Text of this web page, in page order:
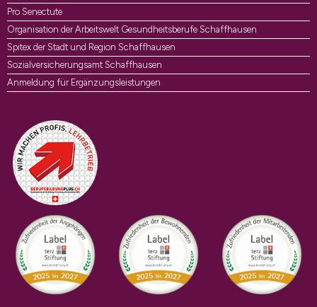
Pro Senectute
Organisation der Arbeitswelt Gesundheitsberufe Schaffhausen
Spitex der Stadt und Region Schaffhausen
Sozialversicherungsamt Schaffhausen
Anmeldung für Ergänzungsleistungen
Auszeichnungen